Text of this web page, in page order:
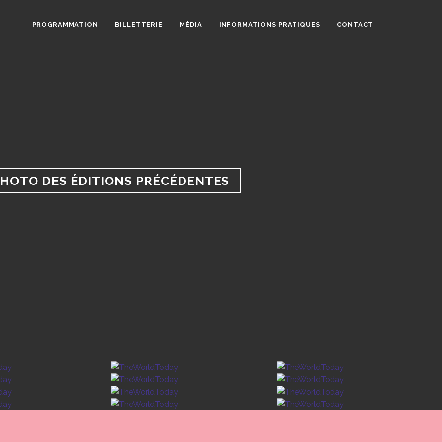
PROGRAMMATION BILLETTERIE MÉDIA INFORMATIONS PRATIQUES CONTACT
DES ÉDITIONS PRÉCÉDENTES